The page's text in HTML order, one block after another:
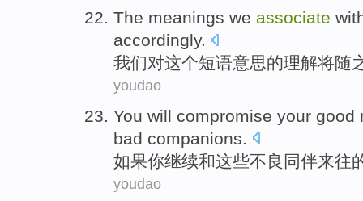
The meanings we associate
accordingly.
我们对这个短语意思的理解将随
youdao
You will compromise your good
bad companions
如果你继续和这些不良 同伴来往
youdao